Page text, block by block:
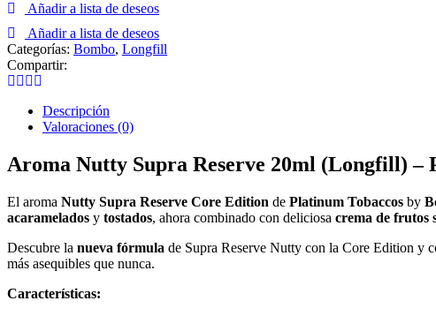
Reserve
20ml
(Longfill)
-
Platinum
Tobaccos
Bombo
Core
cantidad
Añadir a lista de deseos
Añadir a lista de deseos
Categorías: Bombo, Longfill
Compartir:
Descripción
Valoraciones (0)
Aroma Nutty Supra Reserve 20ml (Longfill) –
El aroma Nutty Supra Reserve Core Edition de Platinum Tobaccos by
acaramelados y tostados, ahora combinado con deliciosa crema de frutos
Descubre la nueva fórmula de Supra Reserve Nutty con la Core Edition y
más asequibles que nunca.
Características: